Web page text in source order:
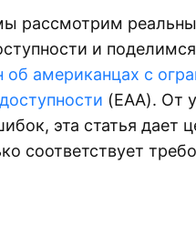
рассмотрим
и
об американцах с
(EAA). От
эта статья
соответствует